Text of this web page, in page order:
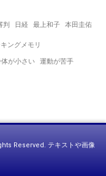
判 日経 最上和子 本田圭佑
ングメモリ
体が小さい 運動が苦手
Reserved. テキストや画像